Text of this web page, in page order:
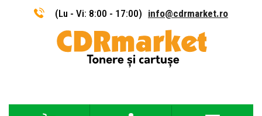
(Lu - Vi: 8:00 - 17:00) info@cdrmarket.ro